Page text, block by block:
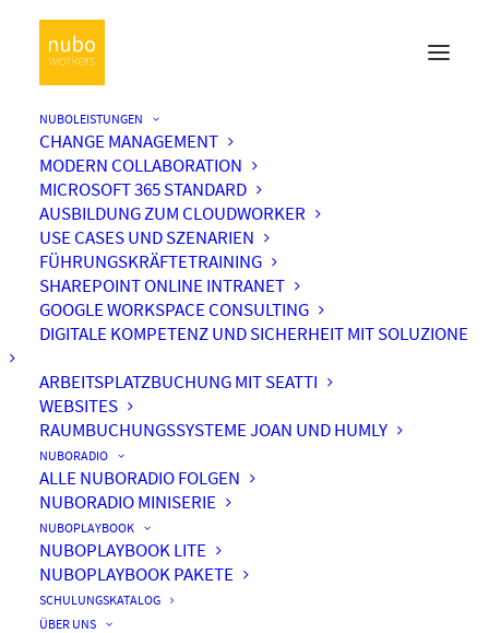
NUBOLEISTUNGEN
CHANGE MANAGEMENT
MODERN COLLABORATION
MICROSOFT 365 STANDARD
AUSBILDUNG ZUM CLOUDWORKER
USE CASES UND SZENARIEN
FÜHRUNGSKRÄFTETRAINING
SHAREPOINT ONLINE INTRANET
GOOGLE WORKSPACE CONSULTING
DIGITALE KOMPETENZ UND SICHERHEIT MIT SOLUZIONE
ARBEITSPLATZBUCHUNG MIT SEATTI
WEBSITES
RAUMBUCHUNGSSYSTEME JOAN UND HUMLY
NUBORADIO
ALLE NUBORADIO FOLGEN
NUBORADIO MINISERIE
NUBOPLAYBOOK
NUBOPLAYBOOK LITE
NUBOPLAYBOOK PAKETE
SCHULUNGSKATALOG
ÜBER UNS
Sway